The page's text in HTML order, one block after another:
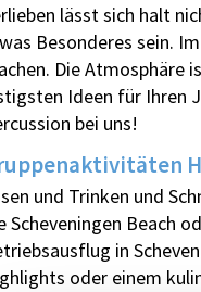
lässt sich halt
Besonderes sein.
Die Atmosphäre
Ideen für Ihren
bei uns!
und Trinken und
Scheveningen Beach
in
oder einem